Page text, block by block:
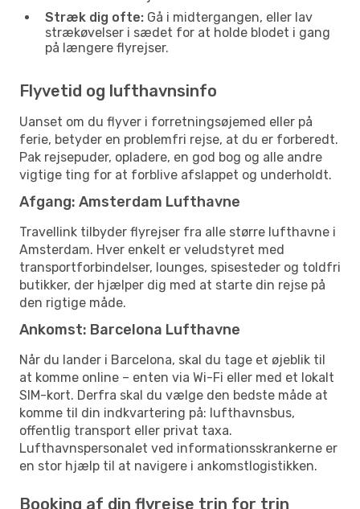
Stræk dig ofte: Gå i midtergangen, eller lav
strækøvelser i sædet for at holde blodet i gang
på længere flyrejser.
Flyvetid og lufthavnsinfo
Uanset om du flyver i forretningsøjemed eller på
ferie, betyder en problemfri rejse, at du er forberedt.
Pak rejsepuder, opladere, en god bog og alle andre
vigtige ting for at forblive afslappet og underholdt.
Afgang: Amsterdam Lufthavne
Travellink tilbyder flyrejser fra alle større lufthavne i
Amsterdam. Hver enkelt er veludstyret med
transportforbindelser, lounges, spisesteder og toldfri
butikker, der hjælper dig med at starte din rejse på
den rigtige måde.
Ankomst: Barcelona Lufthavne
Når du lander i Barcelona, skal du tage et øjeblik til
at komme online – enten via Wi-Fi eller med et lokalt
SIM-kort. Derfra skal du vælge den bedste måde at
komme til din indkvartering på: lufthavnsbus,
offentlig transport eller privat taxa.
Lufthavnspersonalet ved informationsskrankerne er
en stor hjælp til at navigere i ankomstlogistikken.
Booking af din flyrejse trin for trin